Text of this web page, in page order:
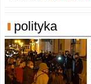
polityka